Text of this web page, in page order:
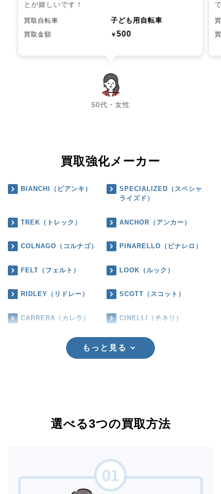
とが嬉しいです！
買取自転車 子ども用自転車
買取金額 ￥500
50代・女性
chevron_left chevron_right
買取強化メーカー
BIANCHI（ビアンキ）
SPECIALIZED（スペシャ
ライズド）
TREK（トレック） ANCHOR（アンカー）
COLNAGO（コルナゴ） PINARELLO（ピナレロ）
FELT（フェルト） LOOK（ルック）
RIDLEY（リドレー） SCOTT（スコット）
CARRERA（カレラ） CINELLI（チネリ）
もっと見る
選べる3つの買取方法